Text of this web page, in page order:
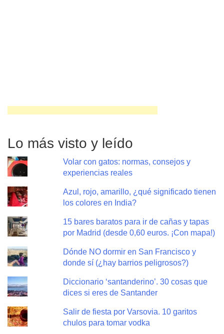
Lo más visto y leído
Volar con gatos: normas, consejos y
experiencias reales
Azul, rojo, amarillo, ¿qué significado tienen
los colores en India?
15 bares baratos para ir de cañas y tapas
por Madrid (desde 0,60 euros. ¡Con mapa!)
Dónde NO dormir en San Francisco y
donde sí (¿hay barrios peligrosos?)
Diccionario ‘santanderino’. 30 cosas que
dices si eres de Santander
Salir de fiesta por Varsovia. 10 garitos
chulos para tomar vodka